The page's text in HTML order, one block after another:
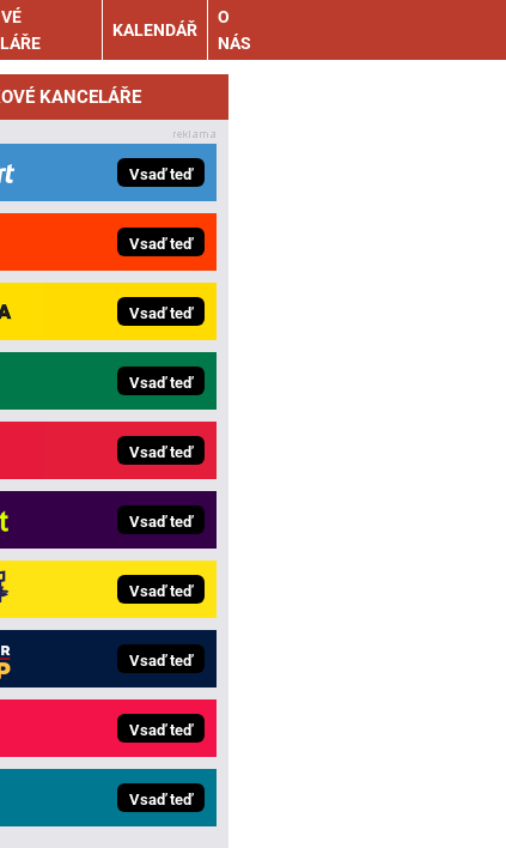
KALENDÁŘ
O
NÁS
KANCELÁŘE
Vsaď teď
Vsaď teď
Vsaď teď
Vsaď teď
Vsaď teď
Vsaď teď
Vsaď teď
Vsaď teď
Vsaď teď
Vsaď teď